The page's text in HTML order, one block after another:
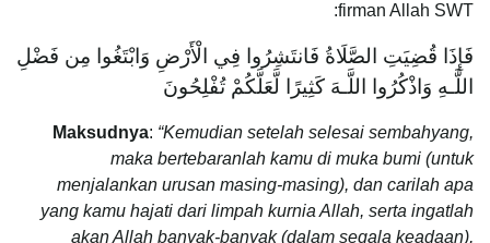
firman Allah SWT:
فَإِذَا قُضِيَتِ الصَّلَاةُ فَانتَشِرُوا فِي الْأَرْضِ وَابْتَغُوا مِن فَضْلِ
اللَّـهِ وَاذْكُرُوا اللَّـهَ كَثِيرًا لَّعَلَّكُمْ تُفْلِحُونَ
Maksudnya: “Kemudian setelah selesai sembahyang,
maka bertebaranlah kamu di muka bumi (untuk
menjalankan urusan masing-masing), dan carilah apa
yang kamu hajati dari limpah kurnia Allah, serta ingatlah
akan Allah banyak-banyak (dalam segala keadaan),